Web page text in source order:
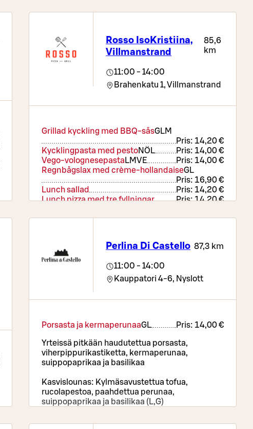
Rosso IsoKristiina,
Villmanstrand
85,6
km
11:00 - 14:00
Brahenkatu 1,Villmanstrand
Grillad kyckling med BBQ-såsGLM
Pris: 14,20 €
Kycklingpasta med pestoNÖ L Pris: 14,00 €
Vego-volognesepasta LMVE Pris: 14,00 €
Regnbågslax med crème-hollandaiseGL
Pris: 16,90 €
Lunch sallad
Pris: 14,20 €
Lunch pizza med tre fyllningar
Pris:14,20 €
Perlina Di Castello 87,3 km
11:00 - 14:00
Kauppatori 4-6, Nyslott
Porsasta ja kermaperunaaGL Pris: 14,00 €
Yrteissä pitkään haudutettua porsasta,
viherpippurikastiketta, kermaperunaa,
suippopaprikaa ja basilikaa
Kasvislounas: Kylmäsavustettua tofua,
rucolapestoa, paahdettua perunaa,
suippopaprikaa ja basilikaa (L,G)